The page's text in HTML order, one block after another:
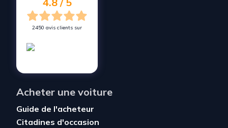
2450 avis clients sur
Acheter une voiture
Guide de l'acheteur
Citadines d'occasion